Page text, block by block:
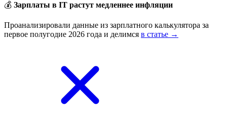
💰 Зарплаты в IT растут медленнее инфляции
Проанализировали данные из зарплатного калькулятора за
первое полугодие 2026 года и делимся в статье →